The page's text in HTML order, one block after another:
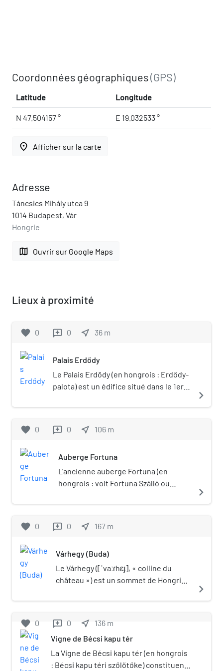
Coordonnées géographiques(GPS)
Latitude Longitude
N 47.504157 ° E 19.032533 °
place Afficher sur la carte
Adresse
Táncsics Mihály utca 9
1014 Budapest, Vár
Hongrie
map Ouvrir sur Google Maps
Lieux à proximité
favorite 0 reviews 0 near_me 36 m
Palais Erdődy
Le Palais Erdődy (en hongrois : Erdődy-
palota) est un édifice situé dans le 1er
navigate_next
favorite 0 reviews 0 near_me 106 m
Auberge Fortuna
L'ancienne auberge Fortuna (en
hongrois : volt Fortuna Szálló ou
auberge Saint-Georges (Szent-György
1er arrondissement de Budapest.
navigate_next
favorite 0 reviews 0 near_me 167 m
Várhegy (Buda)
Le Várhegy ([ˈvaːɾhɛɟ], « colline du
château ») est un sommet de Hongrie
Budapest dans les collines de Buda. Il
hegy. On y trouve le quartier du
château de Buda, Vár qui surplombe la
ville.
navigate_next
favorite 0 reviews 0 near_me 136 m
Vigne de Bécsi kapu tér
La Vigne de Bécsi kapu tér (en hongrois
: Bécsi kapu téri szőlőtőke) constituent